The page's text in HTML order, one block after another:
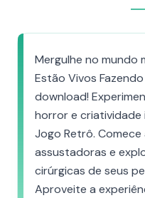
Mergulhe no mundo
Estão Vivos
download!
horror e
Jogo Retrô.
assustadoras e
cirúrgicas de seus
Aproveite a